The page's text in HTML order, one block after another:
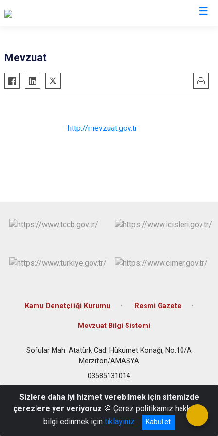
Göynücek
Gümüşhacıköy
Mevzuat
http://mevzuat.gov.tr
Kamu Denetçiliği Kurumu Resmi Gazete
Mevzuat Bilgi Sistemi
Sofular Mah. Atatürk Cad. Hükumet Konağı, No:10/A
Merzifon/AMASYA
03585131014
Sizlere daha iyi hizmet verebilmek için sitemizde
çerezlere yer veriyoruz 🍪 Çerez politikamız hakkında
bilgi edinmek için tıklayınız Kabul et